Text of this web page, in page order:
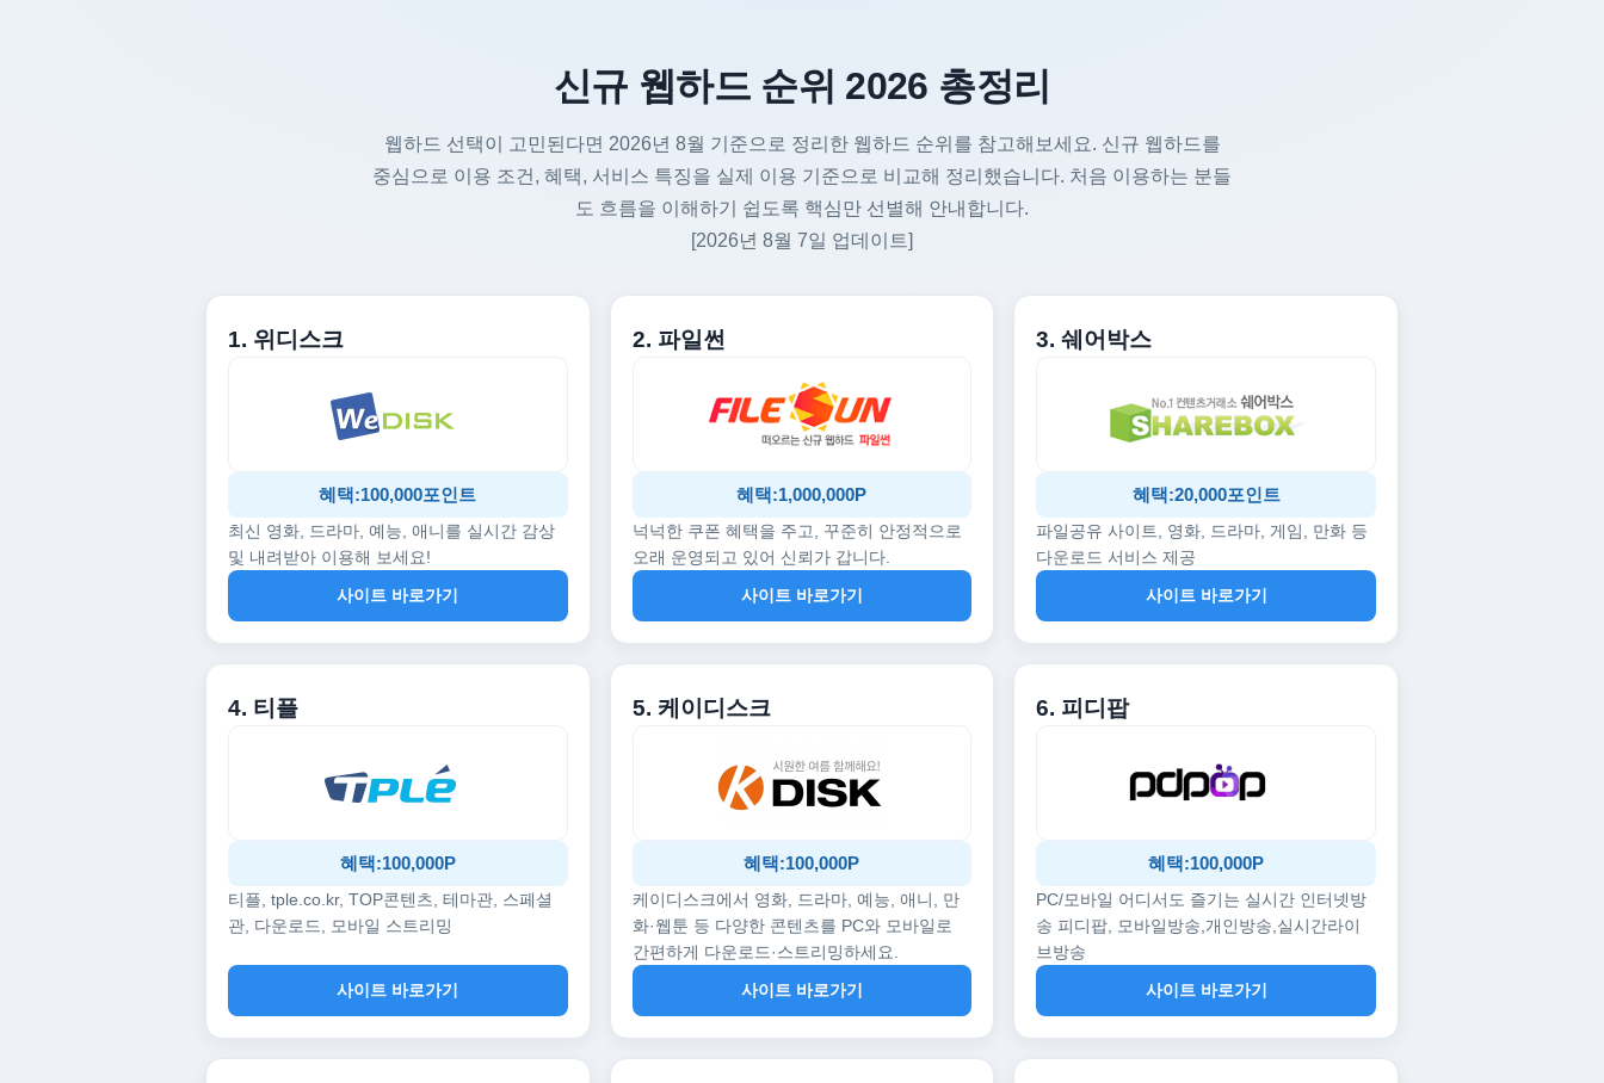
신규 웹하드 순위 2026 총정리
웹하드 선택이 고민된다면 2026년 8월 기준으로 정리한 웹하드 순위를 참고해보세요. 신규 웹하드를
중심으로 이용 조건, 혜택, 서비스 특징을 실제 이용 기준으로 비교해 정리했습니다. 처음 이용하는 분들
도 흐름을 이해하기 쉽도록 핵심만 선별해 안내합니다.
[2026년 8월 7일 업데이트]
1. 위디스크
혜택:100,000포인트
최신 영화, 드라마, 예능, 애니를 실시간 감상
및 내려받아 이용해 보세요!
사이트 바로가기
2. 파일썬
혜택:1,000,000P
넉넉한 쿠폰 혜택을 주고, 꾸준히 안정적으로
오래 운영되고 있어 신뢰가 갑니다.
사이트 바로가기
3. 쉐어박스
혜택:20,000포인트
파일공유 사이트, 영화, 드라마, 게임, 만화 등
다운로드 서비스 제공
사이트 바로가기
4. 티플
혜택:100,000P
티플, tple.co.kr, TOP콘텐츠, 테마관, 스페셜
관, 다운로드, 모바일 스트리밍
사이트 바로가기
5. 케이디스크
혜택:100,000P
케이디스크에서 영화, 드라마, 예능, 애니, 만
화·웹툰 등 다양한 콘텐츠를 PC와 모바일로
간편하게 다운로드·스트리밍하세요.
사이트 바로가기
6. 피디팝
혜택:100,000P
PC/모바일 어디서도 즐기는 실시간 인터넷방
송 피디팝, 모바일방송,개인방송,실시간라이
브방송
사이트 바로가기